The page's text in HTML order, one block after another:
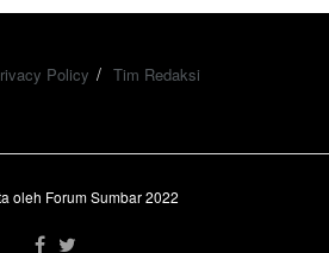
Policy Tim Redaksi
oleh Forum Sumbar 2022